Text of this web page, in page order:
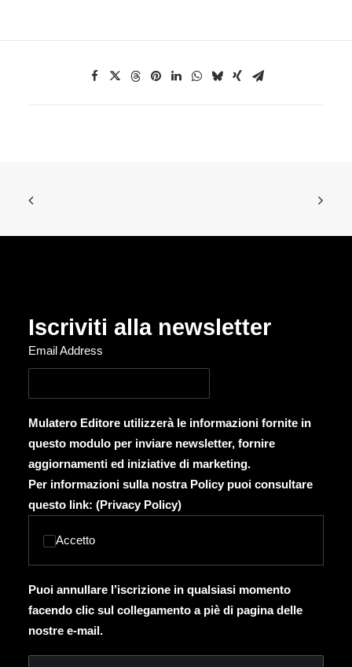
Iscriviti alla newsletter
Email Address
Mulatero Editore utilizzerà le informazioni fornite in
questo modulo per inviare newsletter, fornire
aggiornamenti ed iniziative di marketing.
Per informazioni sulla nostra Policy puoi consultare
questo link: (Privacy Policy)
Accetto
Puoi annullare l’iscrizione in qualsiasi momento
facendo clic sul collegamento a piè di pagina delle
nostre e-mail.